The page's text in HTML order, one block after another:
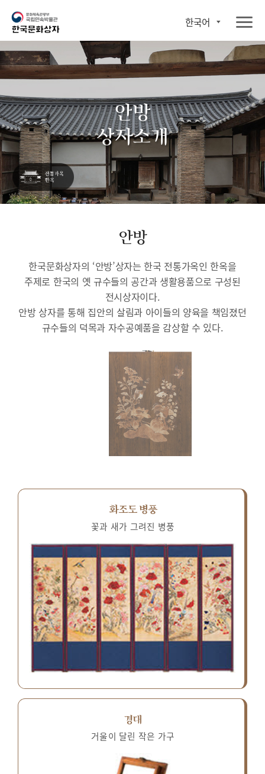
한국어
안방
상자소개
안방
한국문화상자의 ‘안방’상자는 한국 전통가옥인 한옥을
주제로 한국의 옛 규수들의 공간과 생활용품으로 구성된
전시상자이다.
안방 상자를 통해 집안의 살림과 아이들의 양육을 책임졌던
규수들의 덕목과 자수공예품을 감상할 수 있다.
화조도 병풍
꽃과 새가 그려진 병풍
경대
거울이 달린 작은 가구